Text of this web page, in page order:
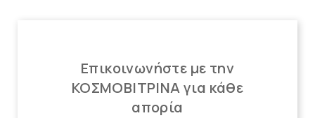
Επικοινωνήστε με την
ΚΟΣΜΟΒΙΤΡΙΝΑ για κάθε
απορία